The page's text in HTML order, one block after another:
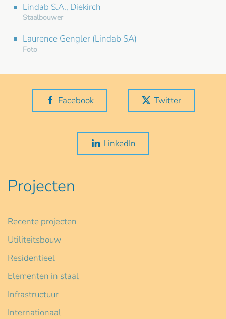
Lindab S.A., Diekirch
Staalbouwer
Laurence Gengler (Lindab SA)
Foto
Facebook Twitter
LinkedIn
Projecten
Recente projecten
Utiliteitsbouw
Residentieel
Elementen in staal
Infrastructuur
Internationaal